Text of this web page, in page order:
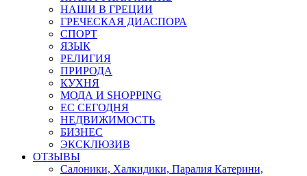
НАШИ В ГРЕЦИИ
ГРЕЧЕСКАЯ ДИАСПОРА
СПОРТ
ЯЗЫК
РЕЛИГИЯ
ПРИРОДА
КУХНЯ
МОДА И SHOPPING
ЕС СЕГОДНЯ
НЕДВИЖИМОСТЬ
БИЗНЕС
ЭКСКЛЮЗИВ
ОТЗЫВЫ
Салоники, Халкидики, Паралия Катерини,